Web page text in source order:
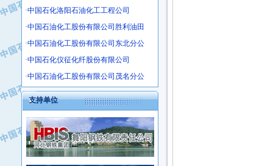
·南石力天传动件有限公司
·浙江瑞普环境技术有限公司
·华北石油新大禹环保设备有限公司
·河北翼凌机械制造总厂
·萍乡市庞泰化工填料有限公司
·实华(天津)国际贸易有限公司
·上海宝钢商贸有限公司
·辽河石油勘探局总机械厂
·正泰集团
·华北油田科达开发有限公司
·中国石化洛阳石油化工工程公司
·中国石油化工股份有限公司胜利油田
·中国石油化工股份有限公司东北分公
·中国石化仪征化纤股份有限公司
·中国石油化工股份有限公司茂名分公
支持单位